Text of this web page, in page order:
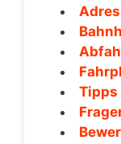
Tipps